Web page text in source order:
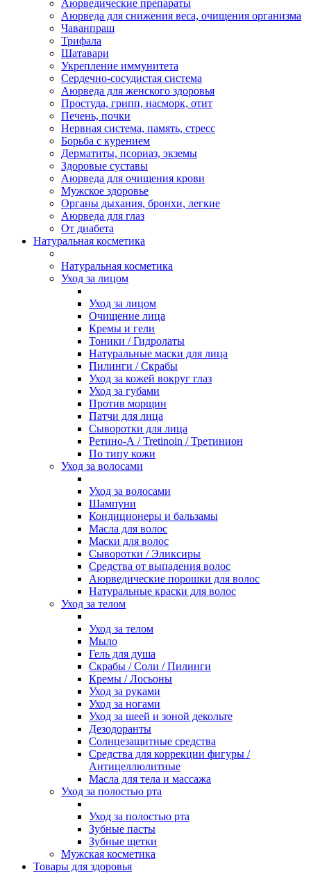
Аюрведические препараты
Аюрведа для снижения веса, очищения организма
Чаванпраш
Трифала
Шатавари
Укрепление иммунитета
Сердечно-сосудистая система
Аюрведа для женского здоровья
Простуда, грипп, насморк, отит
Печень, почки
Нервная система, память, стресс
Борьба с курением
Дерматиты, псориаз, экземы
Здоровые суставы
Аюрведа для очищения крови
Мужское здоровье
Органы дыхания, бронхи, легкие
Аюрведа для глаз
От диабета
Натуральная косметика
Натуральная косметика
Уход за лицом
Уход за лицом
Очищение лица
Кремы и гели
Тоники / Гидролаты
Натуральные маски для лица
Пилинги / Cкрабы
Уход за кожей вокруг глаз
Уход за губами
Против морщин
Патчи для лица
Сыворотки для лица
Ретино-А / Tretinoin / Третинион
По типу кожи
Уход за волосами
Уход за волосами
Шампуни
Кондиционеры и бальзамы
Масла для волос
Маски для волос
Сыворотки / Эликсиры
Средства от выпадения волос
Аюрведические порошки для волос
Натуральные краски для волос
Уход за телом
Уход за телом
Мыло
Гель для душа
Скрабы / Соли / Пилинги
Кремы / Лосьоны
Уход за руками
Уход за ногами
Уход за шеей и зоной декольте
Дезодоранты
Солнцезащитные средства
Средства для коррекции фигуры /
Антицеллюлитные
Масла для тела и массажа
Уход за полостью рта
Уход за полостью рта
Зубные пасты
Зубные щетки
Мужская косметика
Товары для здоровья